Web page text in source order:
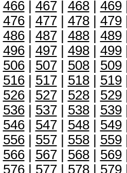
466| 467| 468| 469|
476| 477| 478| 479|
486| 487| 488| 489|
496| 497| 498| 499|
506| 507| 508| 509|
516| 517| 518| 519|
526| 527| 528| 529|
536| 537| 538| 539|
546| 547| 548| 549|
556| 557| 558| 559|
566| 567| 568| 569|
576| 577| 578| 579|